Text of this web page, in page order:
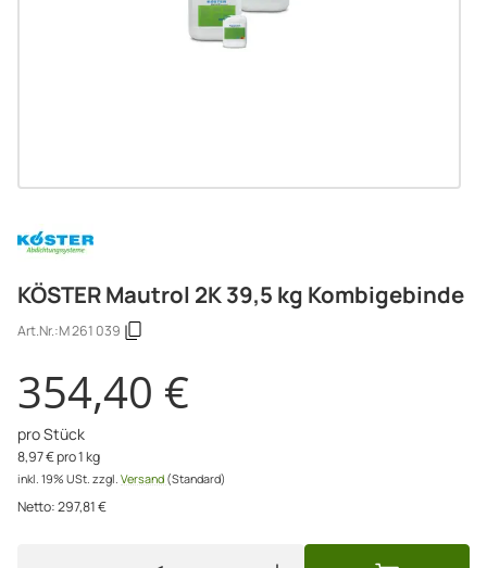
KÖSTER Mautrol 2K 39,5 kg Kombigebinde
Art.Nr.:M 261 039
354,40 €
pro Stück
8,97 € pro 1 kg
inkl. 19% USt. zzgl. Versand (Standard)
Netto:297,81€